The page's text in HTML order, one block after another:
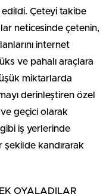
edildi. Çeteyi takibe
neticesinde çetenin,
internet
ve pahalı araçlara
miktarlarda
derinleştiren özel
geçici olarak
iş yerlerinde
şekilde kandırarak
OYALADILAR